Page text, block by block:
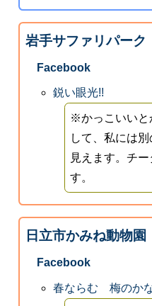
岩手サファリパーク
Facebook
鋭い眼光!!
※かっこいいと
して、私には
見えます。チ
す。
日立市かみね動物園
Facebook
春ならむ 梅のか